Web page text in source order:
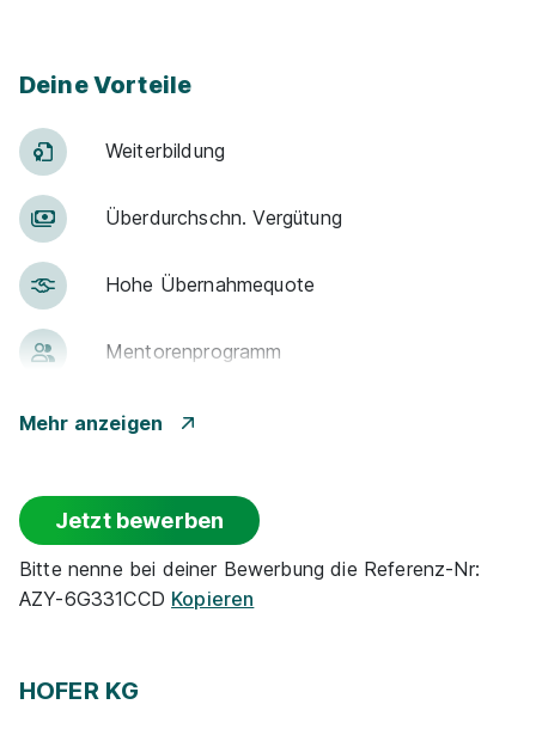
Deine Vorteile
Weiter­bildung
Über­durch­schn. Ver­gü­tung
Hohe Über­nah­me­quote
Men­to­ren­pro­gramm
Betr. Alters­vor­sorge
Rabatte
Ge­sund­heits­maß­nah­men
Mehr anzeigen
Jetzt bewerben
Bitte nenne bei deiner Bewerbung die Referenz-Nr:
AZY-6G331CCD Kopieren
HOFER KG